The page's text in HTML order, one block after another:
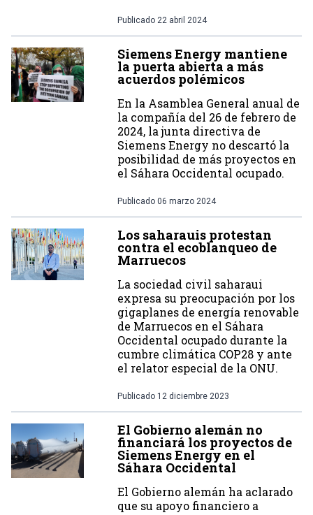
Publicado 22 abril 2024
Siemens Energy mantiene
la puerta abierta a más
acuerdos polémicos
En la Asamblea General anual de
la compañía del 26 de febrero de
2024, la junta directiva de
Siemens Energy no descartó la
posibilidad de más proyectos en
el Sáhara Occidental ocupado.
Publicado 06 marzo 2024
Los saharauis protestan
contra el ecoblanqueo de
Marruecos
La sociedad civil saharaui
expresa su preocupación por los
gigaplanes de energía renovable
de Marruecos en el Sáhara
Occidental ocupado durante la
cumbre climática COP28 y ante
el relator especial de la ONU.
Publicado 12 diciembre 2023
El Gobierno alemán no
financiará los proyectos de
Siemens Energy en el
Sáhara Occidental
El Gobierno alemán ha aclarado
que su apoyo financiero a